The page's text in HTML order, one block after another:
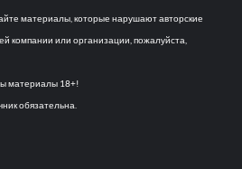
материалы, которые нарушают авторские
компании или организации, пожалуйста,
материалы 18+!
обязательна.